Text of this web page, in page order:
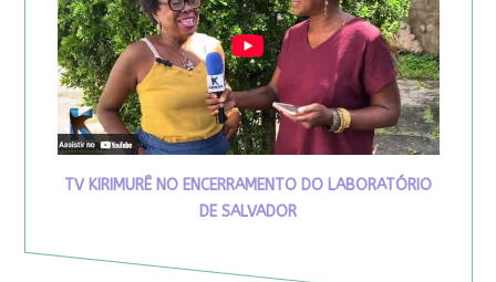
TV KIRIMURÊ NO ENCERRAMENTO DO LABORATÓRIO
DE SALVADOR